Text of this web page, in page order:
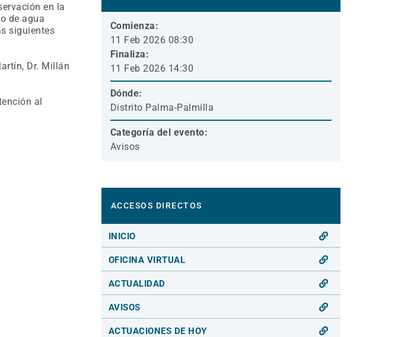
en la
de agua
siguientes
Dr. Millán
al
Comienza:
11 Feb 2026 08:30
Finaliza:
11 Feb 2026 14:30
Dónde:
Distrito Palma-Palmilla
Categoría del evento:
Avisos
ACCESOS DIRECTOS
INICIO
OFICINA VIRTUAL
ACTUALIDAD
AVISOS
ACTUACIONES DE HOY